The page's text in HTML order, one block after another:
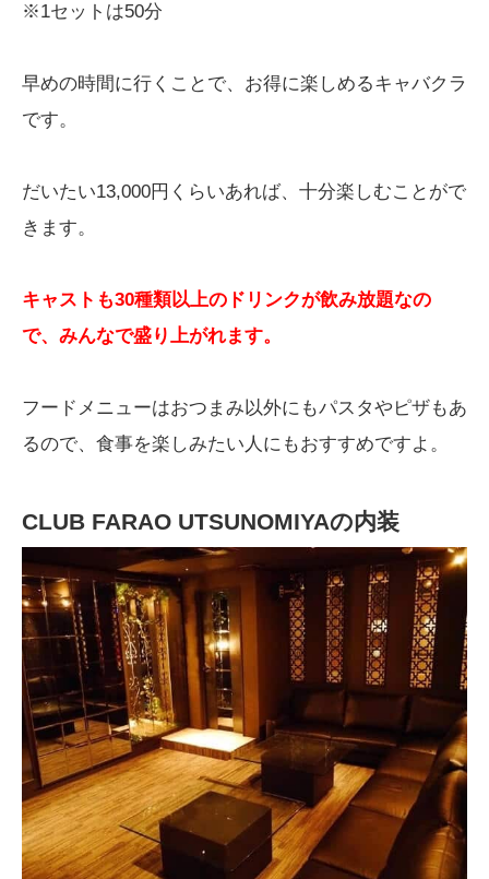
※1セットは50分
早めの時間に行くことで、お得に楽しめるキャバクラ
です。
だいたい13,000円くらいあれば、十分楽しむことがで
きます。
キャストも30種類以上のドリンクが飲み放題なの
で、みんなで盛り上がれます。
フードメニューはおつまみ以外にもパスタやピザもあ
るので、食事を楽しみたい人にもおすすめですよ。
CLUB FARAO UTSUNOMIYAの内装